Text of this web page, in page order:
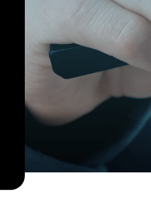
สำคัญ
เกี่ยวข้อง
บริหารจั
การคุ้ม
ข้อมูลส่
บุคคล